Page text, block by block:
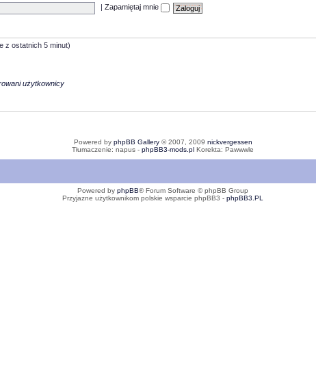
|Zapamiętaj mnie
z ostatnich 5 minut)
użytkownicy
Powered by phpBB Gallery© 2007, 2009 nickvergessen
Tłumaczenie: napus - phpBB3-mods.pl Korekta: Pawwwle
Powered by phpBB® Forum Software © phpBB Group
Przyjazne użytkownikom polskie wsparcie phpBB3 - phpBB3.PL